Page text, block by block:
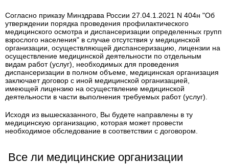
Согласно приказу Минздрава России 27.04.1.2021 N 404н "Об
утверждении порядка проведения профилактического
медицинского осмотра и диспансеризации определенных групп
взрослого населения" в случае отсутствия у медицинской
организации, осуществляющей диспансеризацию, лицензии на
осуществление медицинской деятельности по отдельным
видам работ (услуг), необходимых для проведения
диспансеризации в полном объеме, медицинская организация
заключает договор с иной медицинской организацией,
имеющей лицензию на осуществление медицинской
деятельности в части выполнения требуемых работ (услуг).
Исходя из вышесказанного, Вы будете направлены в ту
медицинскую организацию, которая может провести
необходимое обследование в соответствии с договором.
Все ли медицинские организации